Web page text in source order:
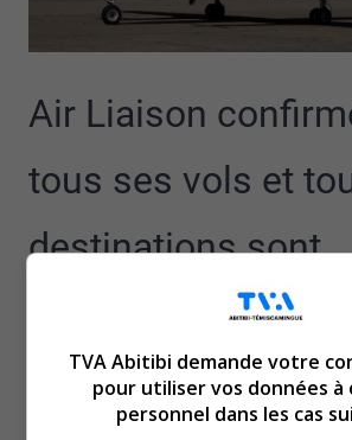
Air Liaison
tous ses vols et
destinations sont
maintenus, malgré
suspension de sa
TVA Abitibi demande votre
pour utiliser vos données à
personnel dans les cas